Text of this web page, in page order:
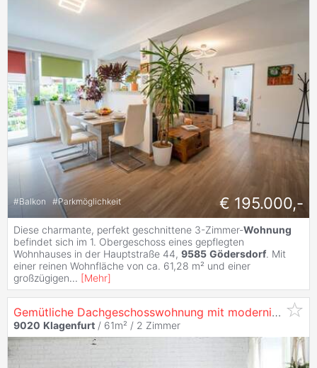
#Balkon #Parkmöglichkeit € 195.000,-
Diese charmante, perfekt geschnittene 3-Zimmer-Wohnung
befindet sich im 1. Obergeschoss eines gepflegten
Wohnhauses in der Hauptstraße 44, 9585 Gödersdorf. Mit
einer reinen Wohnfläche von ca. 61,28 m² und einer
großzügigen... [Mehr]
Gemütliche Dachgeschosswohnung mit modernisiertem Wohnhaus
9020 Klagenfurt / 61m² / 2 Zimmer